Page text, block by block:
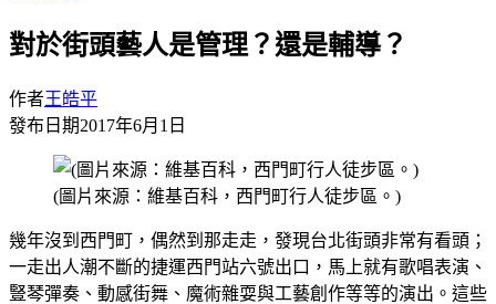
對於街頭藝人是管理？還是輔導？
作者王皓平
發布日期2017年6月1日
(圖片來源：維基百科，西門町行人徒步區。)
幾年沒到西門町，偶然到那走走，發現台北街頭非常有看頭；
一走出人潮不斷的捷運西門站六號出口，馬上就有歌唱表演、
豎琴彈奏、動感街舞、魔術雜耍與工藝創作等等的演出。這些